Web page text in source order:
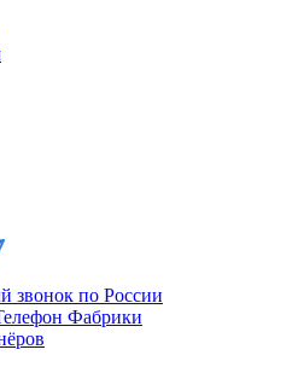
звонок по России
Фабрики